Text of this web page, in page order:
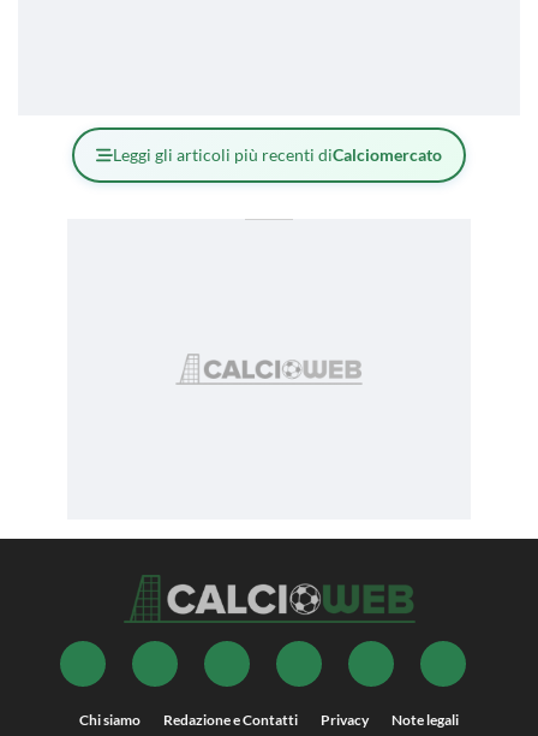
Leggi gli articoli più recenti diCalciomercato
Chi siamo Redazione e Contatti Privacy Note legali